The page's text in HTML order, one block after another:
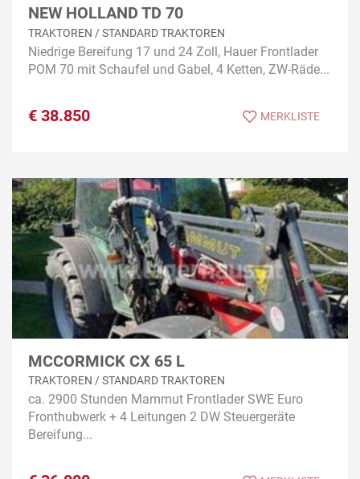
NEW HOLLAND TD 70
TRAKTOREN / STANDARD TRAKTOREN
Niedrige Bereifung 17 und 24 Zoll, Hauer Frontlader
POM 70 mit Schaufel und Gabel, 4 Ketten, ZW-Räde...
€ 38.850 MERKLISTE
MCCORMICK CX 65 L
TRAKTOREN / STANDARD TRAKTOREN
ca. 2900 Stunden Mammut Frontlader SWE Euro
Fronthubwerk + 4 Leitungen 2 DW Steuergeräte
Bereifung...